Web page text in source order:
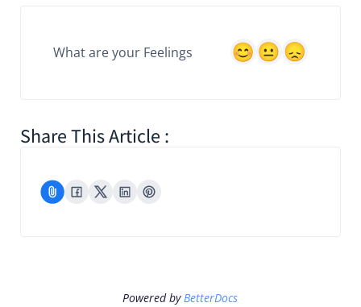
What are your Feelings
Share This Article :
Powered by BetterDocs